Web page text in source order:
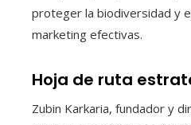
proteger la biodiversidad y
marketing efectivas.
Hoja de ruta
Zubin Karkaria, fundador y